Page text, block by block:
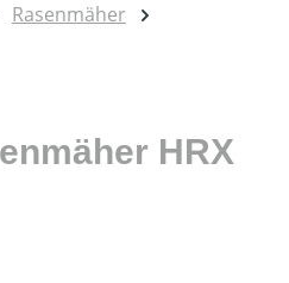
Rasenmäher
HRX